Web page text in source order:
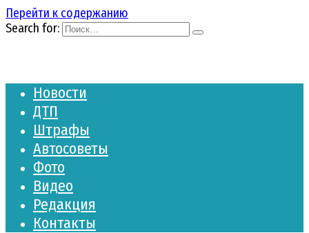
Перейти к содержанию
Search for:
Новости
ДТП
Штрафы
Автосоветы
Фото
Видео
Редакция
Контакты